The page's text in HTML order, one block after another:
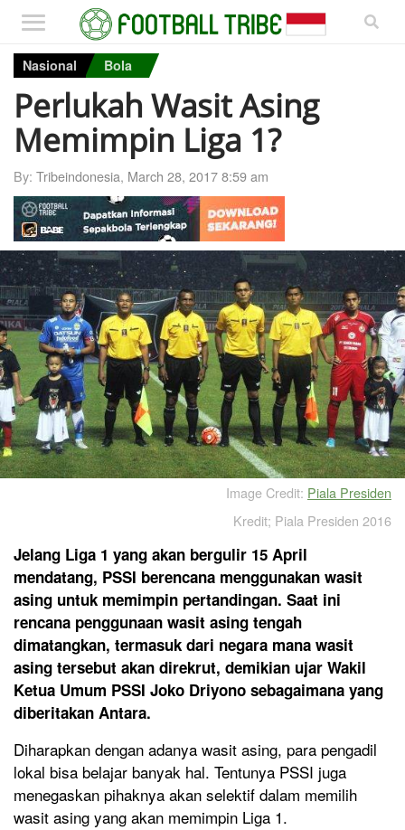
Nasional Bola
Perlukah Wasit Asing
Memimpin Liga 1?
By: Tribeindonesia, March 28, 2017 8:59 am
Image Credit: Piala Presiden
Kredit; Piala Presiden 2016
Jelang Liga 1 yang akan bergulir 15 April
mendatang, PSSI berencana menggunakan wasit
asing untuk memimpin pertandingan. Saat ini
rencana penggunaan wasit asing tengah
dimatangkan, termasuk dari negara mana wasit
asing tersebut akan direkrut, demikian ujar Wakil
Ketua Umum PSSI Joko Driyono sebagaimana yang
diberitakan Antara.
Diharapkan dengan adanya wasit asing, para pengadil
lokal bisa belajar banyak hal. Tentunya PSSI juga
menegaskan pihaknya akan selektif dalam memilih
wasit asing yang akan memimpin Liga 1.